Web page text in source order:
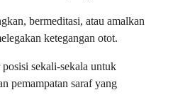
bermeditasi, atau amalkan
ketegangan otot.
sekali-sekala untuk
pemampatan saraf yang